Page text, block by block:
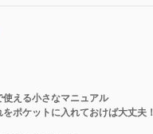
使える小さなマニュアル
ポケットに入れておけば大丈夫！